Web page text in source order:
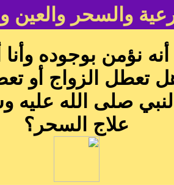
والسحر
نؤمن بوجوده
تعطل الزواج أو
صلى الله
علاج السحر؟